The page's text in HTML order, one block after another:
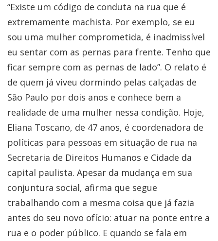
“Existe um código de conduta na rua que é
extremamente machista. Por exemplo, se eu
sou uma mulher comprometida, é inadmissível
eu sentar com as pernas para frente. Tenho que
ficar sempre com as pernas de lado”. O relato é
de quem já viveu dormindo pelas calçadas de
São Paulo por dois anos e conhece bem a
realidade de uma mulher nessa condição. Hoje,
Eliana Toscano, de 47 anos, é coordenadora de
políticas para pessoas em situação de rua na
Secretaria de Direitos Humanos e Cidade da
capital paulista. Apesar da mudança em sua
conjuntura social, afirma que segue
trabalhando com a mesma coisa que já fazia
antes do seu novo ofício: atuar na ponte entre a
rua e o poder público. E quando se fala em